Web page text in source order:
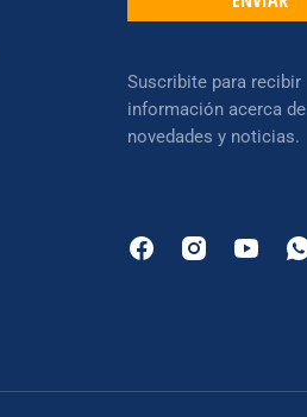
Suscribite para recibir
información acerca de
novedades y noticias.